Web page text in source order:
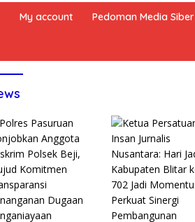
My account Pedoman Media Siber